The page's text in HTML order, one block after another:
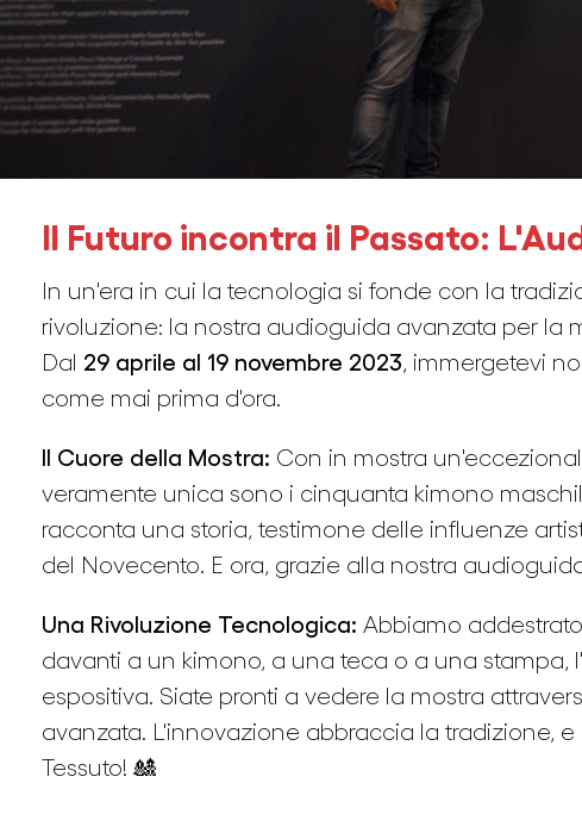
Il Futuro incontra il Passato:
In un'era in cui la tecnologia si fonde con la
rivoluzione: la nostra audioguida avanzata per la
Dal 29 aprile al 19 novembre 2023, immergetevi
come mai prima d'ora.
Il Cuore della Mostra: Con in mostra
veramente unica sono i cinquanta kimono
racconta una storia, testimone delle influenze
del Novecento. E ora, grazie alla nostra
Una Rivoluzione Tecnologica: Abbiamo
davanti a un kimono, a una teca o a una
espositiva. Siate pronti a vedere la mostra
avanzata. L'innovazione abbraccia la tradizione,
Tessuto! 🎎